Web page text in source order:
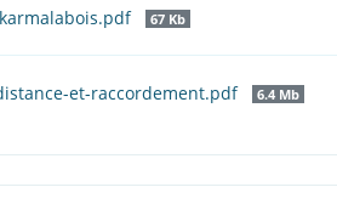
67 Kb
et-raccordement.pdf 6.4 Mb